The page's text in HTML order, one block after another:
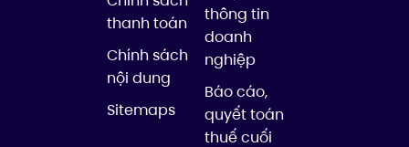
thanh toán
Chính sách
nội dung
Sitemaps
thông tin
doanh
nghiệp
Báo cáo,
quyết toán
thuế cuối